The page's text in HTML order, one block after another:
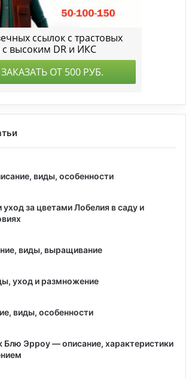
виды, особенности
за цветами Лобелия в саду и
виды, выращивание
уход и размножение
виды, особенности
Эрроу — описание, характеристики